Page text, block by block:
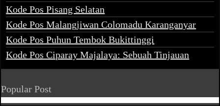
Kode Pos Pisang Selatan
Kode Pos Malangjiwan Colomadu Karanganyar
Kode Pos Puhun Tembok Bukittinggi
Kode Pos Ciparay Majalaya: Sebuah Tinjauan
Popular Post